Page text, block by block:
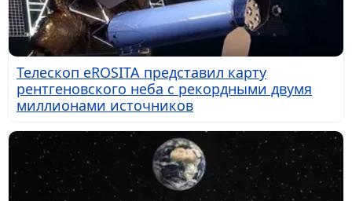
Телескоп eROSITA представил карту
рентгеновского неба с рекордными двумя
миллионами источников